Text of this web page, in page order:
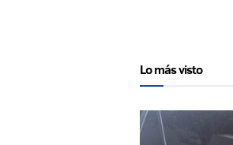
Lo más visto